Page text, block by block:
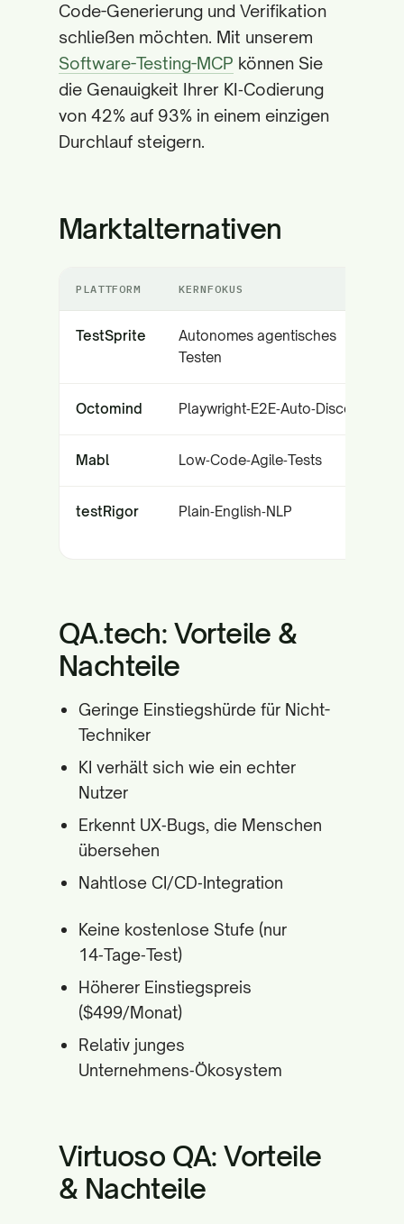
Code-Generierung und Verifikation
schließen möchten. Mit unserem
Software-Testing-MCP können Sie
die Genauigkeit Ihrer KI‑Codierung
von 42% auf 93% in einem einzigen
Durchlauf steigern.
Marktalternativen
PLATTFORM KERNFOKUS
TestSprite
Autonomes agentisches
Testen
Octomind Playwright‑E2E‑Auto‑Discovery
Mabl Low‑Code‑Agile‑Tests
testRigor Plain‑English‑NLP
QA.tech: Vorteile &
Nachteile
Geringe Einstiegshürde für Nicht-
Techniker
KI verhält sich wie ein echter
Nutzer
Erkennt UX‑Bugs, die Menschen
übersehen
Nahtlose CI/CD‑Integration
Keine kostenlose Stufe (nur
14‑Tage‑Test)
Höherer Einstiegspreis
($499/Monat)
Relativ junges
Unternehmens‑Ökosystem
Virtuoso QA: Vorteile
& Nachteile